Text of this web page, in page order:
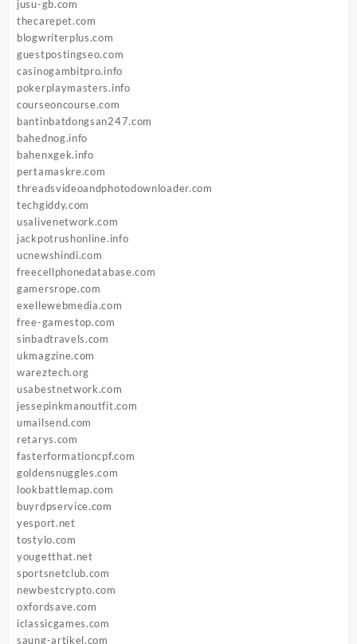
jusu-gb.com
thecarepet.com
blogwriterplus.com
guestpostingseo.com
casinogambitpro.info
pokerplaymasters.info
courseoncourse.com
bantinbatdongsan247.com
bahednog.info
bahenxgek.info
pertamaskre.com
threadsvideoandphotodownloader.com
techgiddy.com
usalivenetwork.com
jackpotrushonline.info
ucnewshindi.com
freecellphonedatabase.com
gamersrope.com
exellewebmedia.com
free-gamestop.com
sinbadtravels.com
ukmagzine.com
wareztech.org
usabestnetwork.com
jessepinkmanoutfit.com
umailsend.com
retarys.com
fasterformationcpf.com
goldensnuggles.com
lookbattlemap.com
buyrdpservice.com
yesport.net
tostylo.com
yougetthat.net
sportsnetclub.com
newbestcrypto.com
oxfordsave.com
iclassicgames.com
saung-artikel.com